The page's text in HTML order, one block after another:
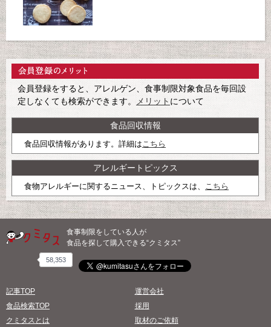
会員登録をすると、アレルゲン、食事制限対象食品を毎回設
定しなくても検索ができます。
メリット について
食品回収情報
食品回収情報があります。詳細はこちら
アレルギートピックス
食物アレルギーに関するニュース、トピックスは、 こちら
食事制限をしている人が
食品を探して購入できる“クミタス”
58,353
記事TOP
食品検索TOP
クミタスとは
運営会社
採用
取材のご依頼